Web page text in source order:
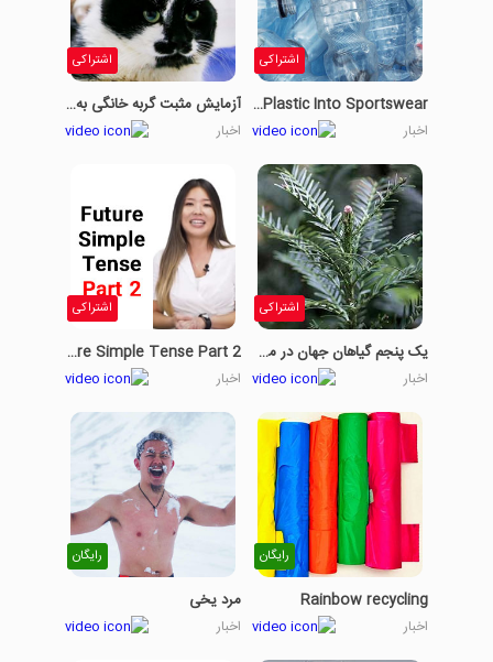
اشتراکی
Turning Plastic Into Sportswear
اخبار
اشتراکی
آزمایش مثبت گربه خانگی به ویروس کرونا
اخبار
اشتراکی
یک پنجم گیاهان جهان در معرض خطر هستند
اخبار
اشتراکی
Future Simple Tense Part 2
اخبار
رایگان
Rainbow recycling
اخبار
رایگان
مرد یخی
اخبار